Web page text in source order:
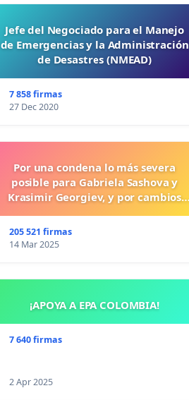
Jefe del Negociado para el Manejo
de Emergencias y la Administración
de Desastres (NMEAD)
7 858 firmas
27 Dec 2020
Por una condena lo más severa
posible para Gabriela Sashova y
Krasimir Georgiev, y por cambios
más duras para los crímenes
cometidos contra los animales.
205 521 firmas
14 Mar 2025
¡APOYA A EPA COLOMBIA!
7 640 firmas
2 Apr 2025